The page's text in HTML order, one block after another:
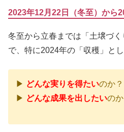
2023年12月22日（冬至）から
冬至から立春までは「土壌づ
で、特に2024年の「収穫」と
▶ どんな実りを得たいのか？
▶ どんな成果を出したいのか